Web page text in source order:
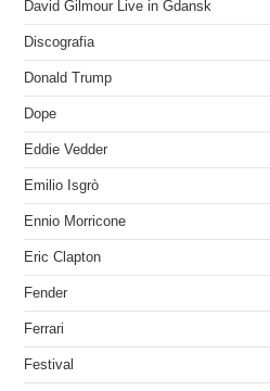
David Gilmour Live in Gdansk
Discografia
Donald Trump
Dope
Eddie Vedder
Emilio Isgrò
Ennio Morricone
Eric Clapton
Fender
Ferrari
Festival